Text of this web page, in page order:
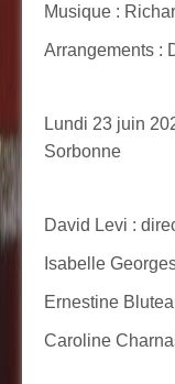
Musique :
Arrangements :
Lundi 23 juin
Sorbonne
David Levi :
Isabelle
Ernestine
Caroline